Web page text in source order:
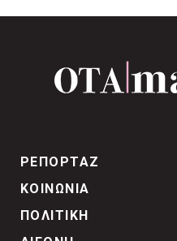
ΡΕΠΟΡΤΑΖ
ΚΟΙΝΩΝΙΑ
ΠΟΛΙΤΙΚΗ